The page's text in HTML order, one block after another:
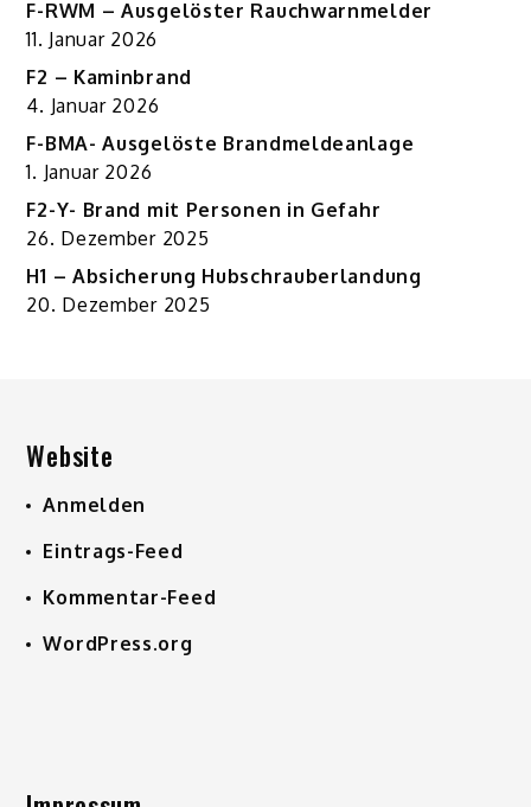
F-RWM – Ausgelöster Rauchwarnmelder
11. Januar 2026
F2 – Kaminbrand
4. Januar 2026
F-BMA- Ausgelöste Brandmeldeanlage
1. Januar 2026
F2-Y- Brand mit Personen in Gefahr
26. Dezember 2025
H1 – Absicherung Hubschrauberlandung
20. Dezember 2025
Website
Anmelden
Eintrags-Feed
Kommentar-Feed
WordPress.org